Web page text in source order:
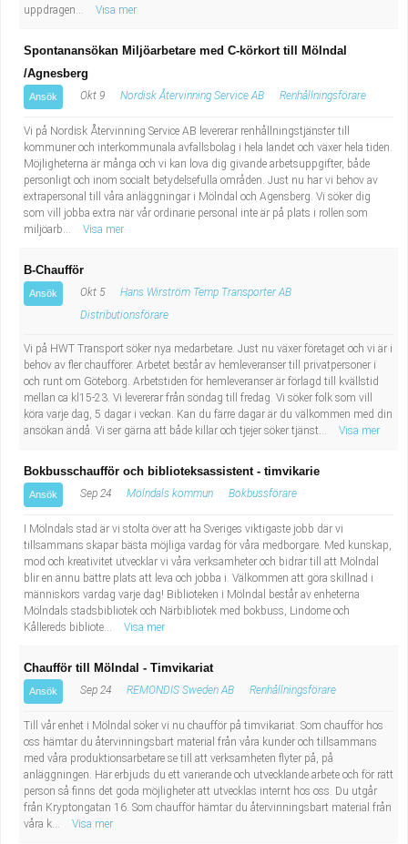
uppdragen... Visa mer
Spontanansökan Miljöarbetare med C-körkort till Mölndal
/Agnesberg
Ansök Okt 9 Nordisk Återvinning Service AB Renhållningsförare
Vi på Nordisk Återvinning Service AB levererar renhållningstjänster till
kommuner och interkommunala avfallsbolag i hela landet och växer hela tiden.
Möjligheterna är många och vi kan lova dig givande arbetsuppgifter, både
personligt och inom socialt betydelsefulla områden. Just nu har vi behov av
extrapersonal till våra anläggningar i Mölndal och Agensberg. Vi söker dig
som vill jobba extra när vår ordinarie personal inte är på plats i rollen som
miljöarb...
Visa mer
B-Chaufför
Ansök Okt 5
Hans Wirström Temp Transporter AB
Distributionsförare
Vi på HWT Transport söker nya medarbetare. Just nu växer företaget och vi är i
behov av fler chaufförer. Arbetet består av hemleveranser till privatpersoner i
och runt om Göteborg. Arbetstiden för hemleveranser är förlagd till kvällstid
mellan ca kl15-23. Vi levererar från söndag till fredag. Vi söker folk som vill
köra varje dag, 5 dagar i veckan. Kan du färre dagar är du välkommen med din
ansökan ändå. Vi ser gärna att både killar och tjejer söker tjänst...
Visa mer
Bokbusschaufför och biblioteksassistent - timvikarie
Ansök Sep 24 Mölndals kommun Bokbussförare
I Mölndals stad är vi stolta över att ha Sveriges viktigaste jobb där vi
tillsammans skapar bästa möjliga vardag för våra medborgare. Med kunskap,
mod och kreativitet utvecklar vi våra verksamheter och bidrar till att Mölndal
blir en ännu bättre plats att leva och jobba i. Välkommen att göra skillnad i
människors vardag varje dag! Biblioteken i Mölndal består av enheterna
Mölndals stadsbibliotek och Närbibliotek med bokbuss, Lindome och
Kållereds bibliote...
Visa mer
Chaufför till Mölndal - Timvikariat
Ansök Sep 24 REMONDIS Sweden AB Renhållningsförare
Till vår enhet i Mölndal söker vi nu chaufför på timvikariat. Som chaufför hos
oss hämtar du återvinningsbart material från våra kunder och tillsammans
med våra produktionsarbetare se till att verksamheten flyter på, på
anläggningen. Här erbjuds du ett varierande och utvecklande arbete och för rätt
person så finns det goda möjligheter att utvecklas internt hos oss. Du utgår
från Kryptongatan 16. Som chaufför hämtar du återvinningsbart material från
våra k...
Visa mer